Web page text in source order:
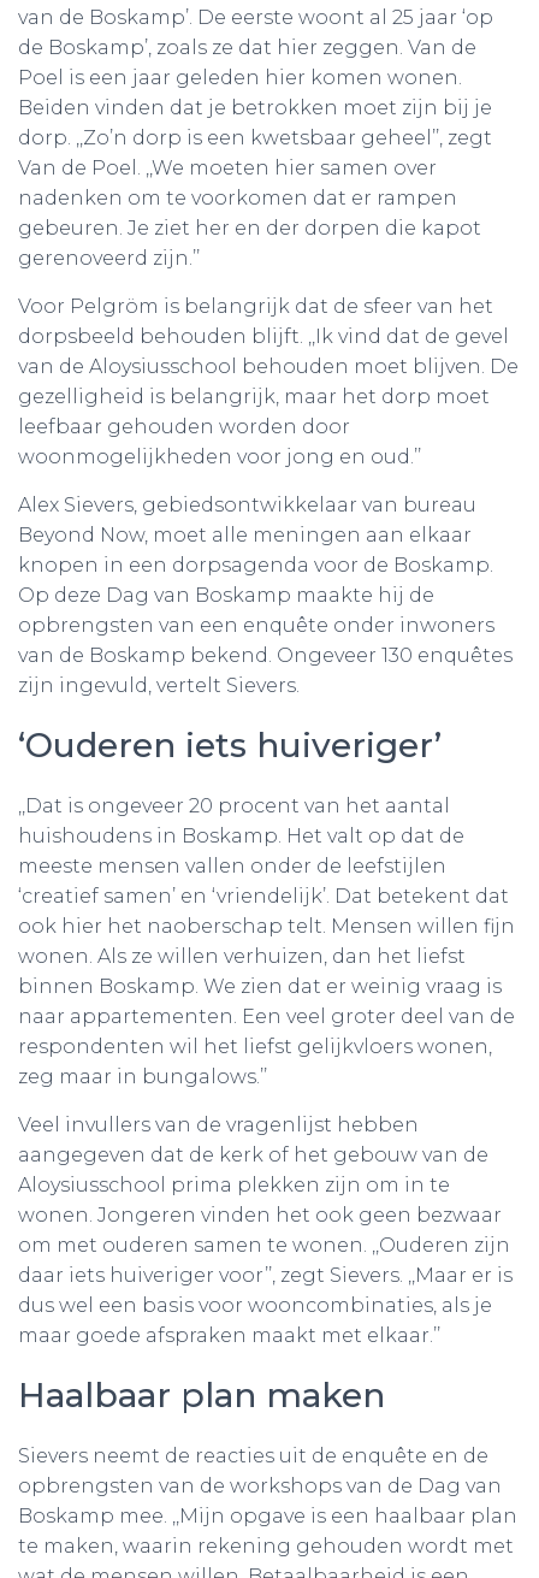
van de Boskamp’. De eerste woont al 25 jaar ‘op
de Boskamp’, zoals ze dat hier zeggen. Van de
Poel is een jaar geleden hier komen wonen.
Beiden vinden dat je betrokken moet zijn bij je
dorp. ,,Zo’n dorp is een kwetsbaar geheel’’, zegt
Van de Poel. ,,We moeten hier samen over
nadenken om te voorkomen dat er rampen
gebeuren. Je ziet her en der dorpen die kapot
gerenoveerd zijn.’’
Voor Pelgröm is belangrijk dat de sfeer van het
dorpsbeeld behouden blijft. ,,Ik vind dat de gevel
van de Aloysiusschool behouden moet blijven. De
gezelligheid is belangrijk, maar het dorp moet
leefbaar gehouden worden door
woonmogelijkheden voor jong en oud.’’
Alex Sievers, gebiedsontwikkelaar van bureau
Beyond Now, moet alle meningen aan elkaar
knopen in een dorpsagenda voor de Boskamp.
Op deze Dag van Boskamp maakte hij de
opbrengsten van een enquête onder inwoners
van de Boskamp bekend. Ongeveer 130 enquêtes
zijn ingevuld, vertelt Sievers.
‘Ouderen iets huiveriger’
,,Dat is ongeveer 20 procent van het aantal
huishoudens in Boskamp. Het valt op dat de
meeste mensen vallen onder de leefstijlen
‘creatief samen’ en ‘vriendelijk’. Dat betekent dat
ook hier het naoberschap telt. Mensen willen fijn
wonen. Als ze willen verhuizen, dan het liefst
binnen Boskamp. We zien dat er weinig vraag is
naar appartementen. Een veel groter deel van de
respondenten wil het liefst gelijkvloers wonen,
zeg maar in bungalows.’’
Veel invullers van de vragenlijst hebben
aangegeven dat de kerk of het gebouw van de
Aloysiusschool prima plekken zijn om in te
wonen. Jongeren vinden het ook geen bezwaar
om met ouderen samen te wonen. ,,Ouderen zijn
daar iets huiveriger voor’’, zegt Sievers. ,,Maar er is
dus wel een basis voor wooncombinaties, als je
maar goede afspraken maakt met elkaar.’’
Haalbaar plan maken
Sievers neemt de reacties uit de enquête en de
opbrengsten van de workshops van de Dag van
Boskamp mee. ,,Mijn opgave is een haalbaar plan
te maken, waarin rekening gehouden wordt met